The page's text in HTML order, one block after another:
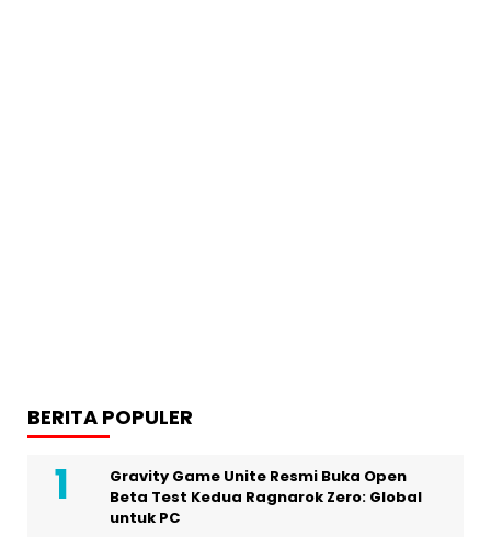
BERITA POPULER
Gravity Game Unite Resmi Buka Open
Beta Test Kedua Ragnarok Zero: Global
untuk PC